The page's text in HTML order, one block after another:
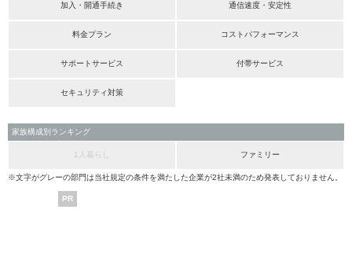
加入・開通手続き 通信速度・安定性
料金プラン コストパフォーマンス
サポートサービス 付帯サービス
セキュリティ対策
家族構成別ランキング
1人暮らし ファミリー
※文字がグレーの部門は当社規定の条件を満たした企業が2社未満のため発表しておりません。
PR